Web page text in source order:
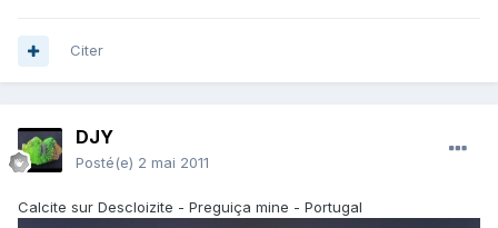
Citer
DJY
Posté(e) 2 mai 2011
Calcite sur Descloizite - Preguiça mine - Portugal